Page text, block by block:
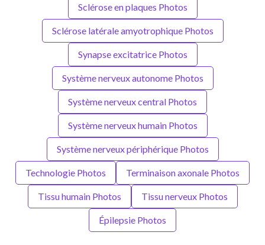
Sclérose en plaques Photos
Sclérose latérale amyotrophique Photos
Synapse excitatrice Photos
Système nerveux autonome Photos
Système nerveux central Photos
Système nerveux humain Photos
Système nerveux périphérique Photos
Technologie Photos Terminaison axonale Photos
Tissu humain Photos Tissu nerveux Photos
Épilepsie Photos